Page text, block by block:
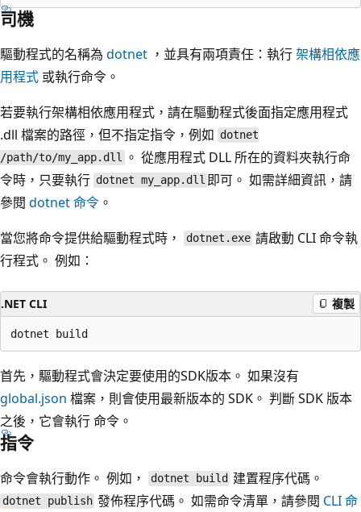
司機
驅動程式的名稱為 dotnet ，並具有兩項責任：執行架構相依應
用程式 或執行命令。
若要執行架構相依應用程式，請在驅動程式後面指定應用程式
.dll 檔案的路徑，但不指定指令，例如 dotnet
/path/to/my_app.dll 。 從應用程式 DLL 所在的資料夾執行命
令時，只要執行 dotnet my_app.dll 即可。 如需詳細資訊，請
參閱 dotnet 命令 。
當您將命令提供給驅動程式時，
dotnet.exe 請啟動 CLI 命令執
行程式。 例如：
.NET CLI 複製
首先，驅動程式會決定要使用的SDK版本。 如果沒有
global.json 檔案，則會使用最新版本的 SDK。 判斷 SDK 版本
之後，它會執行 命令。
指令
命令會執行動作。 例如， dotnet build 建置程序代碼。
dotnet publish 發佈程序代碼。 如需命令清單，請參閱 CLI 命